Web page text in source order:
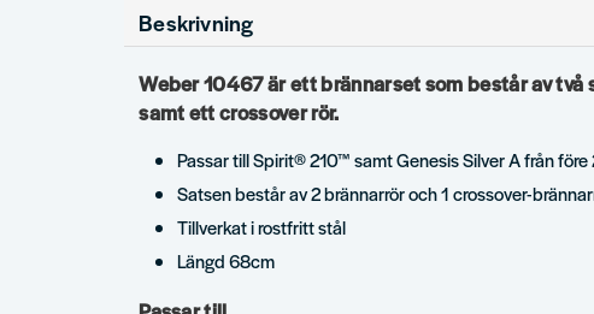
Beskrivning
Weber 10467 är ett brännarset som består av två
samt ett crossover rör.
Passar till Spirit® 210™ samt Genesis Silver A från före
Satsen består av 2 brännarrör och 1 crossover-
Tillverkat i rostfritt stål
Längd 68cm